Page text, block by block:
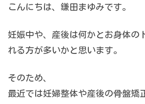
こんにちは、鎌田まゆみです。
妊娠中や、産後は何かとお身体の
れる方が多いかと思います。
そのため、
最近では妊婦整体や産後の骨盤矯